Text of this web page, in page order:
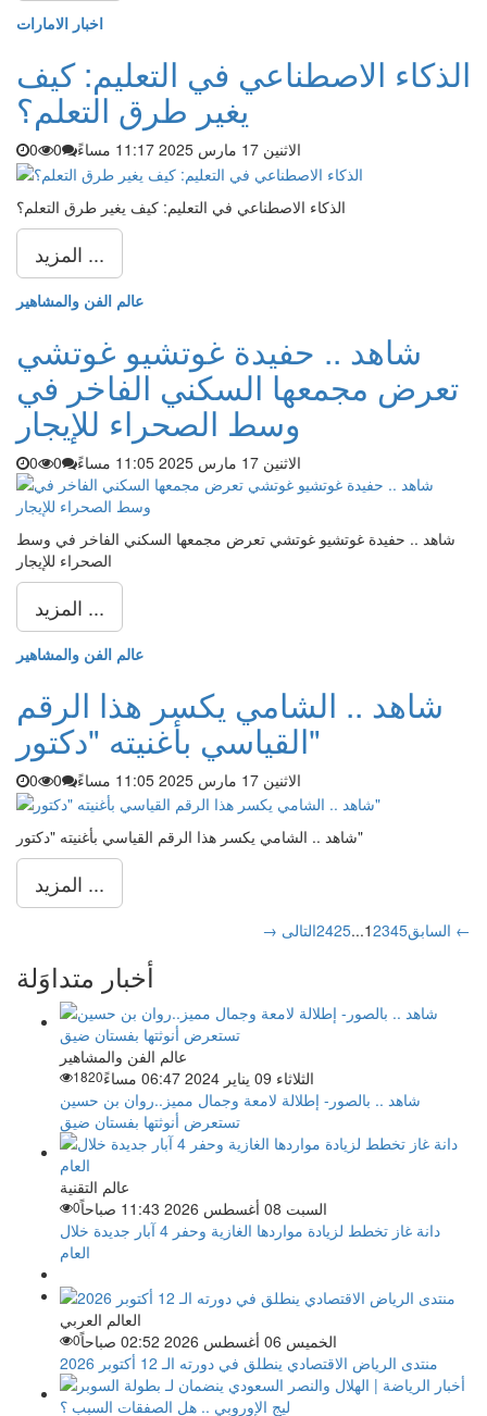
اخبار الامارات
الذكاء الاصطناعي في التعليم: كيف
يغير طرق التعلم؟
الاثنين 17 مارس 2025 11:17 مساءً 0
0
الذكاء الاصطناعي في التعليم: كيف يغير طرق التعلم؟
المزيد ...
عالم الفن والمشاهير
شاهد .. حفيدة غوتشيو غوتشي
تعرض مجمعها السكني الفاخر في
وسط الصحراء للإيجار
الاثنين 17 مارس 2025 11:05 مساءً 0
0
شاهد .. حفيدة غوتشيو غوتشي تعرض مجمعها السكني الفاخر في وسط
الصحراء للإيجار
المزيد ...
عالم الفن والمشاهير
شاهد .. الشامي يكسر هذا الرقم
القياسي بأغنيته "دكتور"
الاثنين 17 مارس 2025 11:05 مساءً 0
0
شاهد .. الشامي يكسر هذا الرقم القياسي بأغنيته "دكتور"
المزيد ...
→ السابق 12345
...
2425 التالى ←
أخبار متداوَلة
عالم الفن والمشاهير
الثلاثاء 09 يناير 2024 06:47 مساءً
1820
شاهد .. بالصور- إطلالة لامعة وجمال مميز..روان بن حسين
تستعرض أنوثتها بفستان ضيق
عالم التقنية
السبت 08 أغسطس 2026 11:43 صباحاً
0
دانة غاز تخطط لزيادة مواردها الغازية وحفر 4 آبار جديدة خلال
العام
العالم العربي
الخميس 06 أغسطس 2026 02:52 صباحاً
0
منتدى الرياض الاقتصادي ينطلق في دورته الـ 12 أكتوبر 2026